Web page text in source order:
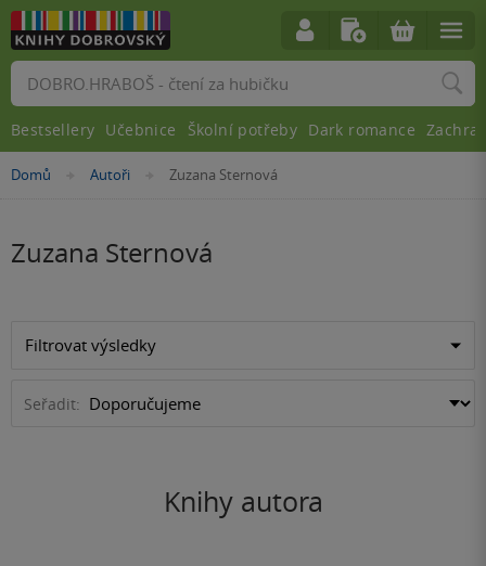
Nacházíte
Domů »Autoři »
Zuzana Sternová
Zuzana Sternová
Filtrovat výsledky
Seřadit:
Knihy autora
Vyhledávání
Bestsellery Učebnice Školní potřeby Dark romance